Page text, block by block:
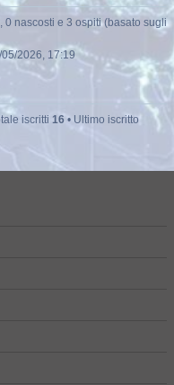
0 nascosti e 3 ospiti (basato sugli
2026, 17:19
iscritti 16 • Ultimo iscritto